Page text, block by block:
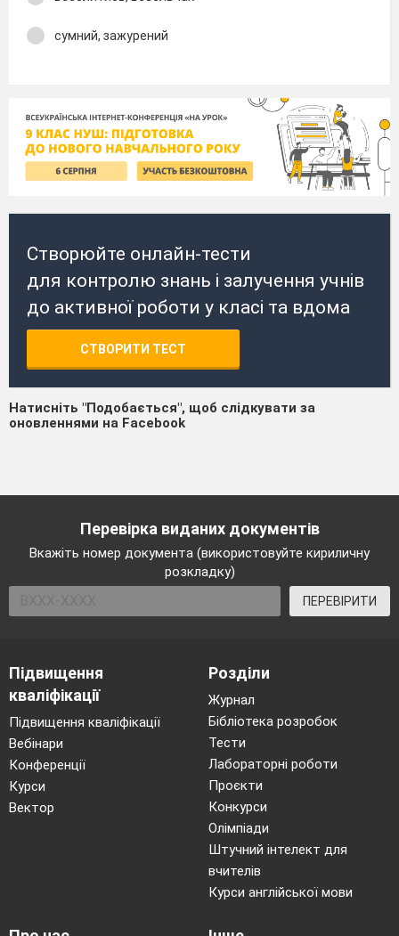
сумний, зажурений
Створюйте онлайн-тести
для контролю знань і залучення учнів
до активної роботи у класі та вдома
СТВОРИТИ ТЕСТ
Натисніть "Подобається", щоб слідкувати за
оновленнями на Facebook
Перевірка виданих документів
Вкажіть номер документа (використовуйте кириличну
розкладку)
ПЕРЕВІРИТИ
Підвищення
кваліфікації
Підвищення кваліфікації
Вебінари
Конференції
Курси
Вектор
Розділи
Журнал
Бібліотека розробок
Тести
Лабораторні роботи
Проєкти
Конкурси
Олімпіади
Штучний інтелект для
вчителів
Курси англійської мови